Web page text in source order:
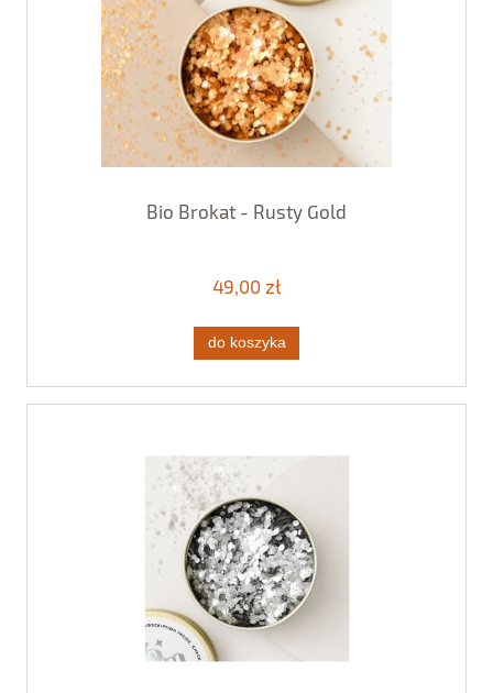
Bio Brokat - Rusty Gold
49,00 zł
do koszyka